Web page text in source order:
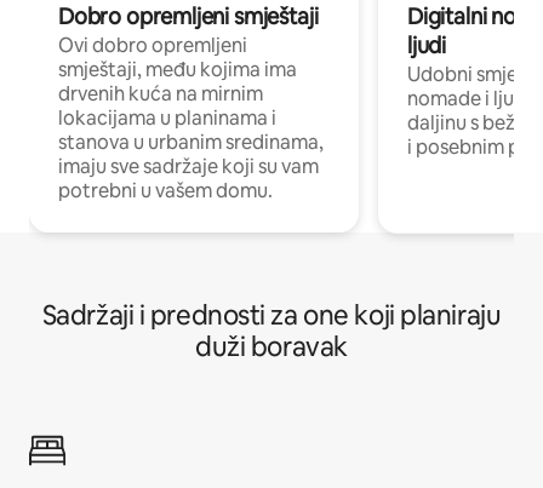
Dobro opremljeni smještaji
Ovi dobro opremljeni
smještaji, među kojima ima
drvenih kuća na mirnim
lokacijama u planinama i
stanova u urbanim sredinama,
imaju sve sadržaje koji su vam
potrebni u vašem domu.
Digitalni
ljudi
Udobni
nomade i ljude
daljinu s
i posebnim
Sadržaji i prednosti za one koji planiraju
duži boravak